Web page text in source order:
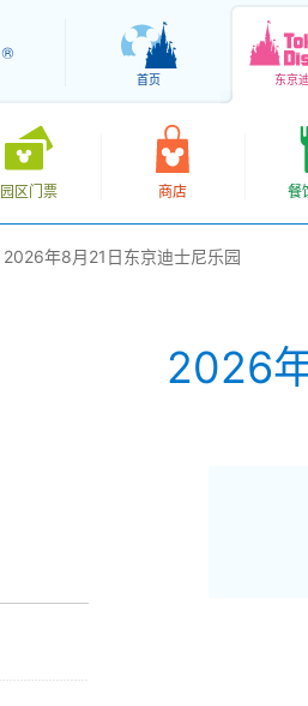
首页 东京
园区门票 商店 餐
2026年8月21日东京迪士尼乐园
2026